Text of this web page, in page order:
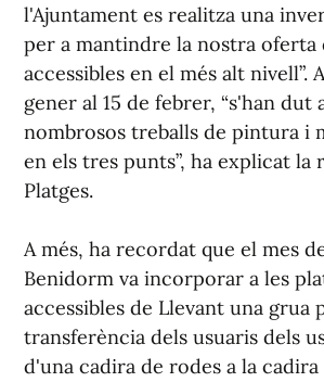
l'Ajuntament es realitza una
per a mantindre la nostra oferta
accessibles en el més alt nivell”.
gener al 15 de febrer, “s'han dut
nombrosos treballs de pintura i
en els tres punts”, ha explicat la
Platges.
A més, ha recordat que el mes
Benidorm va incorporar a les
accessibles de Llevant una grua
transferència dels usuaris dels
d'una cadira de rodes a la